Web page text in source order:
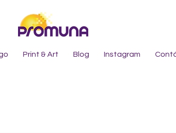
Print & Art Blog Instagram